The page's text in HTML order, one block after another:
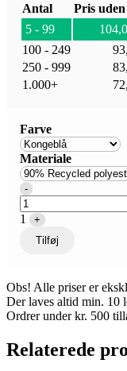
Antal
Pris
5 - 99
104,0
100 - 249
250 - 999
1.000+
Farve
Materiale
Quantity
-
1
+
Tilføj
Obs! Alle priser er
Der laves altid min. 10
Ordrer under kr. 500
Relaterede